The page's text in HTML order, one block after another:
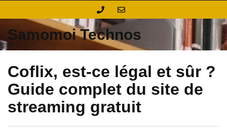
Samomoi Technos
Coflix, est-ce légal et sûr ?
Guide complet du site de
streaming gratuit